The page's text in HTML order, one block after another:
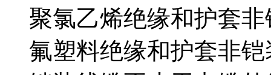
聚氯乙烯绝缘和护套
氟塑料绝缘和护套非